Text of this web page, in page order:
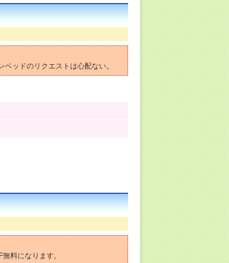
ッドのリクエストは心配ない。
料になります。